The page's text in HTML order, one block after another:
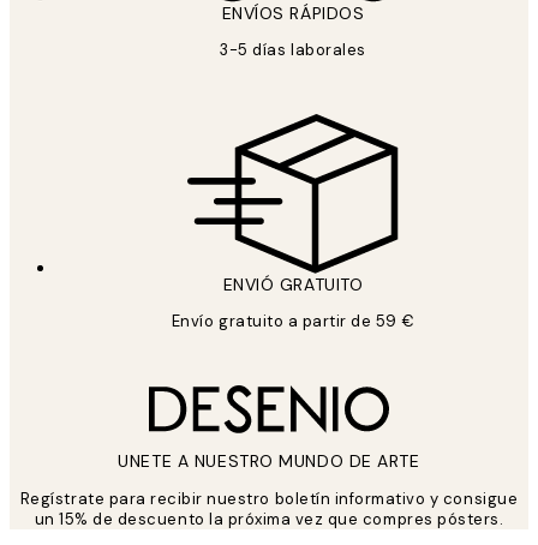
ENVÍOS RÁPIDOS
3-5 días laborales
ENVIÓ GRATUITO
Envío gratuito a partir de 59 €
UNETE A NUESTRO MUNDO DE ARTE
Regístrate para recibir nuestro boletín informativo y consigue
un 15% de descuento la próxima vez que compres pósters.